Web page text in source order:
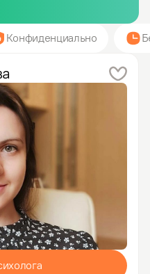
Конфиденциально